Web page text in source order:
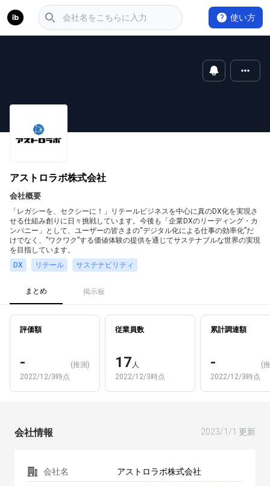
使い方
アストロラボ株式会社
会社概要
「レガシーを、セクシーに！」リテールビジネスを中心に真のDX化を実現さ
せる仕組み創りに日々挑戦しています。今後も「企業DXのリーディング・カ
ンパニー」として、ユーザーの皆さまの“デジタル化による仕事の効率化”だ
けでなく、”ワクワク”する価値体験の提供を通じてサステナブルな世界の実現
を目指しています。
DX
リテール サステナビリティ
まとめ 掲示板
評価額
-
(推測)
2022/12/3時点
従業員数
17 人
2022/12/3時点
累計調達額
-
(
2022/12/3時点
会社情報 2023/1/1 更新
会社名 アストロラボ株式会社